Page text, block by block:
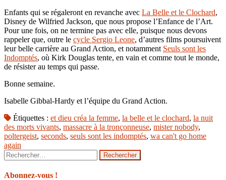
Enfants qui se régaleront en revanche avec La Belle et le Clochard,
Disney de Wilfried Jackson, que nous propose l’Enfance de l’Art.
Pour une fois, on ne termine pas avec elle, puisque nous devons
rappeler que, outre le cycle Sergio Leone, d’autres films poursuivent
leur belle carrière au Grand Action, et notamment Seuls sont les
Indomptés, où Kirk Douglas tente, en vain et comme tout le monde,
de résister au temps qui passe.
Bonne semaine.
Isabelle Gibbal-Hardy et l’équipe du Grand Action.
Étiquettes : et dieu créa la femme, la belle et le clochard, la nuit
des morts vivants, massacre à la tronçonneuse, mister nobody,
poltergeist, seconds, seuls sont les indomptés, wa can't go home
again
Rechercher :
Abonnez-vous !